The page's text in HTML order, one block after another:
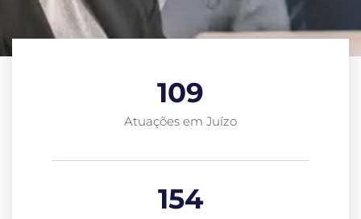
Atuações em Juízo
109
154